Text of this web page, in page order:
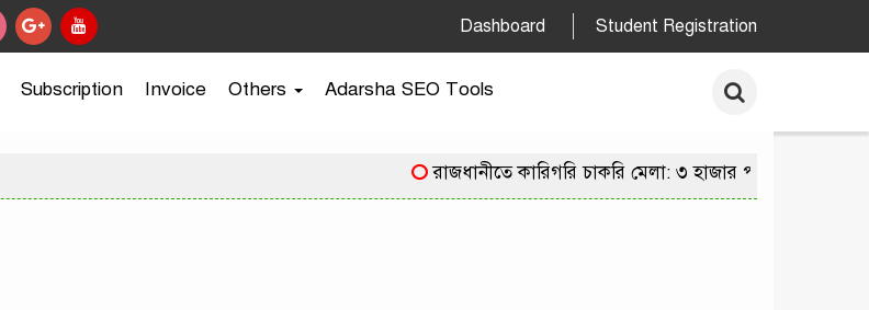
Dashboard Student Registration
Subscription Invoice Others Adarsha SEO Tools
রাজধানীতে কারিগরি চাকরি মেলা: ৩ হাজার পদে নিয়োগের